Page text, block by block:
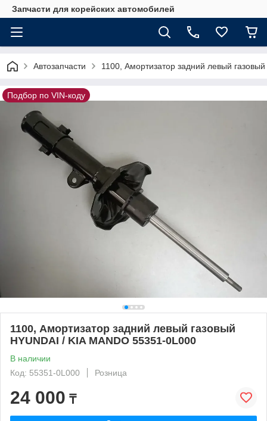
Запчасти для корейских автомобилей
Автозапчасти 1100, Амортизатор задний левый
Подбор по VIN-коду
1100, Амортизатор задний левый газовый
HYUNDAI / KIA MANDO 55351-0L000
В наличии
Код: 55351-0L000
Розница
24 000 ₸